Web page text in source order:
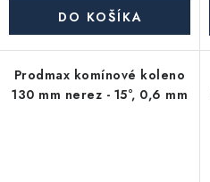
DO KOŠÍKA
Prodmax komínové koleno
130 mm nerez - 15°, 0,6 mm